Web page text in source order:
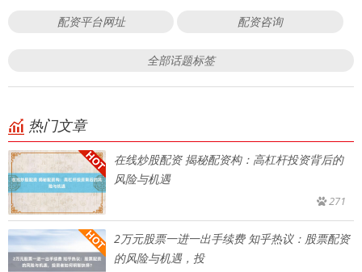
配资平台网址 配资咨询
全部话题标签
热门文章
在线炒股配资 揭秘配资构：高杠杆投资背后的
风险与机遇
271
2万元股票一进一出手续费 知乎热议：股票配资
的风险与机遇，投